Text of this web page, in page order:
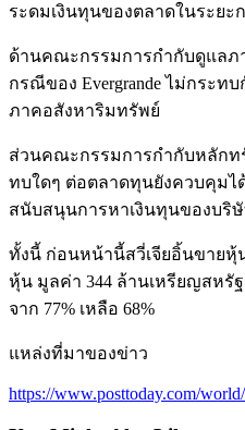
ระดมเงินทุนของตลาดในระยะ
ด้านคณะกรรมการกำกับดูแลภ
กรณีของ Evergrande ไม่กระท
ภาคอสังหาริมทรัพย์
ส่วนคณะกรรมการกำกับหลักท
ทบใดๆ ต่อตลาดทุนยังควบคุมไ
สนับสนุนการหาเงินทุนของบริ
ทั้งนี้ ก่อนหน้านี้สวี่เจียอิ้นขายหุ้น
หุ้น มูลค่า 344 ล้านเหรียญสหรั
จาก 77% เหลือ 68%
แหล่งที่มาของข่าว
https://www.posttoday.com/